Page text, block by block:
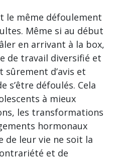
le même défoulement
Même si au début
en arrivant à la box,
de travail diversifié et
sûrement d’avis et
s’être défoulés. Cela
à mieux
les transformations
hormonaux
de leur vie ne soit la
et de